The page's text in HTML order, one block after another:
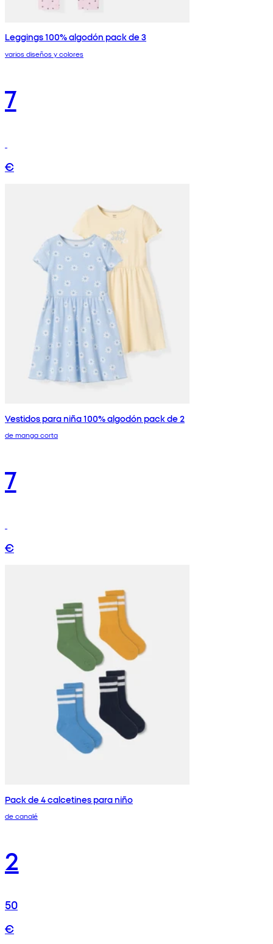
Leggings 100% algodón pack de 3
varios diseños y colores
7
€
Vestidos para niña 100% algodón pack de 2
de manga corta
7
€
Pack de 4 calcetines para niño
de canalé
2
50
€